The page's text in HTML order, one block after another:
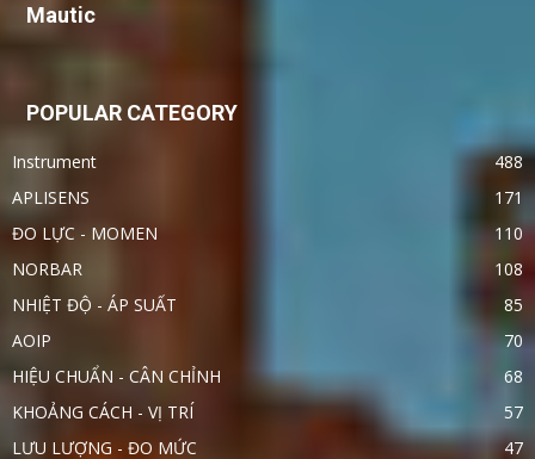
Mautic
POPULAR CATEGORY
Instrument
488
APLISENS
171
ĐO LỰC - MOMEN
110
NORBAR
108
NHIỆT ĐỘ - ÁP SUẤT
85
AOIP
70
HIỆU CHUẨN - CÂN CHỈNH
68
KHOẢNG CÁCH - VỊ TRÍ
57
LƯU LƯỢNG - ĐO MỨC
47